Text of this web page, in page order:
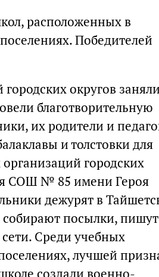
расположенных в
Победителей
округов заняли
благотворительную
их родители и
и толстовки для
городских
СОШ № 85 имени Героя
дежурят в
собирают посылки, пишут
Среди учебных
лучшей
создали военно-